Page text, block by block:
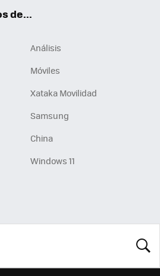
de...
Análisis
Móviles
Xataka Movilidad
Samsung
China
Windows 11